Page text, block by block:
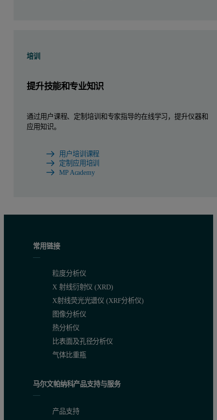
培训
提升技能和专业知识
通过用户课程、定制培训和专家指导的在线学习，提升仪器和
应用知识。
用户培训课程
定制应用培训
MP Academy
常用链接
粒度分析仪
X 射线衍射仪 (XRD)
X射线荧光光谱仪 (XRF分析仪)
图像分析仪
热分析仪
比表面及孔径分析仪
气体比重瓶
马尔文帕纳科产品支持与服务
产品支持